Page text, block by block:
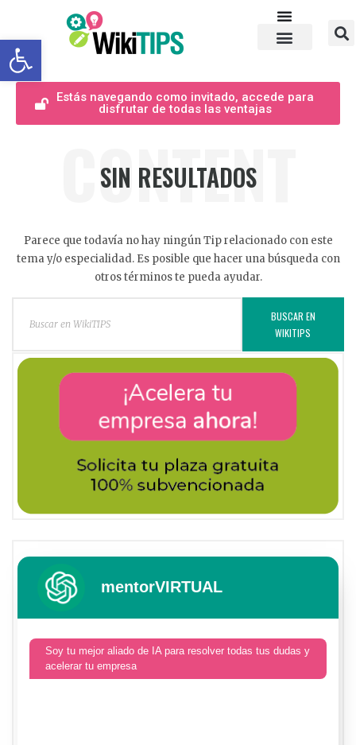
Abrir barra de herramientas
Estás navegando como invitado, accede para
disfrutar de todas las ventajas
CONTENT
SIN RESULTADOS
Parece que todavía no hay ningún Tip relacionado con este
tema y/o especialidad. Es posible que hacer una búsqueda con
otros términos te pueda ayudar.
BUSCAR EN
WIKITIPS
mentorVIRTUAL
Soy tu mejor aliado de IA para resolver todas tus dudas y
acelerar tu empresa